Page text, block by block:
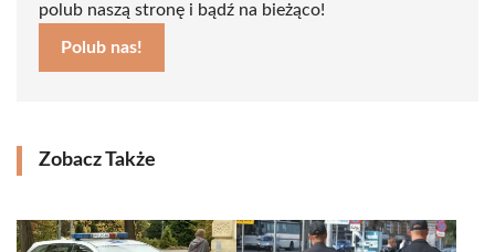
polub naszą stronę i bądź na bieżąco!
Polub nas!
Zobacz Także